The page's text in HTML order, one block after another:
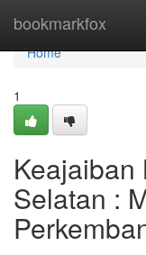
bookmarkfox
Home
Home
1
Keajaiban
Selatan :